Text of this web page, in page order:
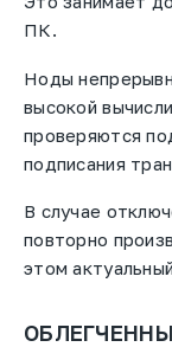
ПК.
Ноды
высокой
проверяются
подписания
В случае
повторно
этом